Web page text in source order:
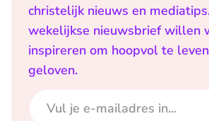
christelijk nieuws en
wekelijkse nieuwsbrief willen
inspireren om hoopvol te
geloven.